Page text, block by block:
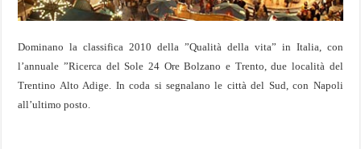
Dominano la classifica 2010 della ”Qualità della vita” in Italia, con
l’annuale ”Ricerca del Sole 24 Ore Bolzano e Trento, due località del
Trentino Alto Adige. In coda si segnalano le città del Sud, con Napoli
all’ultimo posto.